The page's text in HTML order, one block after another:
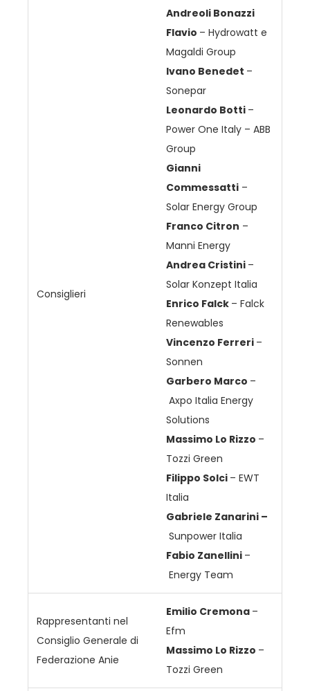
Consiglieri
Andreoli Bonazzi
Flavio – Hydrowatt e
Magaldi Group
Ivano Benedet –
Sonepar
Leonardo Botti –
Power One Italy – ABB
Group
Gianni
Commessatti –
Solar Energy Group
Franco Citron –
Manni Energy
Andrea Cristini –
Solar Konzept Italia
Enrico Falck – Falck
Renewables
Vincenzo Ferreri –
Sonnen
Garbero Marco –
Axpo Italia Energy
Solutions
Massimo Lo Rizzo –
Tozzi Green
Filippo Solci – EWT
Italia
Gabriele Zanarini –
Sunpower Italia
Fabio Zanellini –
Energy Team
Rappresentanti nel
Consiglio Generale di
Federazione Anie
Emilio Cremona –
Efm
Massimo Lo Rizzo –
Tozzi Green